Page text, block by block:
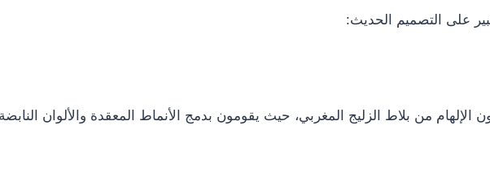
على التصميم الحديث:
من بلاط الزليج المغربي، حيث يقومون بدمج الأنماط المعقدة والألوان